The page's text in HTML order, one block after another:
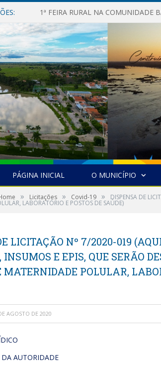
1ª FEIRA RURAL NA COMUNIDADE
PÁGINA INICIAL O MUNICÍPIO
» Licitações » Covid-19 » DISPENSA DE
LABORATÓRIO E POSTOS DE SAÚDE)
LICITAÇÃO Nº 7/2020-019
E EPIS, QUE SERÃO
MATERNIDADE POLULAR,
AGOSTO DE 2020
DA AUTORIDADE